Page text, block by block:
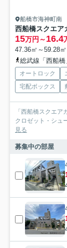
船橋市海神町南
西船橋スクエア
15万円～16.4
47.36㎡～59.28
総武線「西船
オートロック
宅配ボックス
「西船橋スクエ
クロゼット・シュ
見る
募集中の部屋